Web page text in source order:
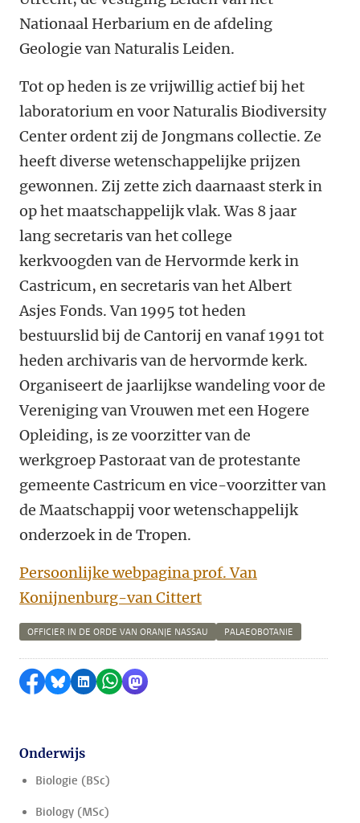
Nationaal Herbarium en de afdeling
Geologie van Naturalis Leiden.
Tot op heden is ze vrijwillig actief bij het
laboratorium en voor Naturalis Biodiversity
Center ordent zij de Jongmans collectie. Ze
heeft diverse wetenschappelijke prijzen
gewonnen. Zij zette zich daarnaast sterk in
op het maatschappelijk vlak. Was 8 jaar
lang secretaris van het college
kerkvoogden van de Hervormde kerk in
Castricum, en secretaris van het Albert
Asjes Fonds. Van 1995 tot heden
bestuurslid bij de Cantorij en vanaf 1991 tot
heden archivaris van de hervormde kerk.
Organiseert de jaarlijkse wandeling voor de
Vereniging van Vrouwen met een Hogere
Opleiding, is ze voorzitter van de
werkgroep Pastoraat van de protestante
gemeente Castricum en vice-voorzitter van
de Maatschappij voor wetenschappelijk
onderzoek in de Tropen.
Persoonlijke webpagina prof. Van
Konijnenburg-van Cittert
OFFICIER IN DE ORDE VAN ORANJE NASSAU PALAEOBOTANIE
Delen op Facebook
Delen via Bluesky
Delen op LinkedIn
Delen via WhatsApp
Delen via Mastodon
Onderwijs
Biologie (BSc)
Biology (MSc)